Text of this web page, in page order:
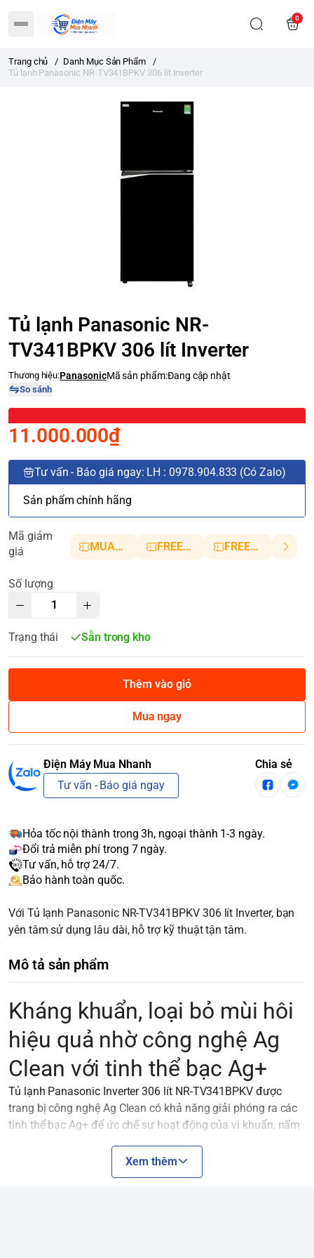
0
Trang chủ / Danh Mục Sản Phẩm
/
Tủ lạnh Panasonic NR-TV341BPKV 306 lít Inverter
Tủ lạnh Panasonic NR-
TV341BPKV 306 lít Inverter
Thương hiệu:PanasonicMã sản phẩm:Đang cập nhật
So sánh
11.000.000₫
Tư vấn - Báo giá ngay: LH : 0978.904.833 (Có Zalo)
Sản phẩm chính hãng
Mã giảm
giá
MUANHANH01 FREESHIP5 FREESHIP10
Số lượng
Trạng thái Sẵn trong kho
Thêm vào giỏ
Mua ngay
Điện Máy Mua Nhanh
Tư vấn - Báo giá ngay
Chia sẻ
Hỏa tốc nội thành trong 3h, ngoại thành 1-3 ngày.
Đổi trả miễn phí trong 7 ngày.
Tư vấn, hỗ trợ 24/7.
Bảo hành toàn quốc.
Với Tủ lạnh Panasonic NR-TV341BPKV 306 lít Inverter, bạn
yên tâm sử dụng lâu dài, hỗ trợ kỹ thuật tận tâm.
Mô tả sản phẩm
Kháng khuẩn, loại bỏ mùi hôi
hiệu quả nhờ công nghệ Ag
Clean với tinh thể bạc Ag+
Tủ lạnh Panasonic Inverter 306 lít NR-TV341BPKV được
trang bị công nghệ Ag Clean có khả năng giải phóng ra các
tinh thể bạc Ag+ để ức chế sự hoạt động của vi khuẩn, nấm
thực phẩm giữ được trọn vẹn hương vị và tạo cảm giác dễ
chịu mỗi khi bạn mở cửa tủ.
Xem thêm